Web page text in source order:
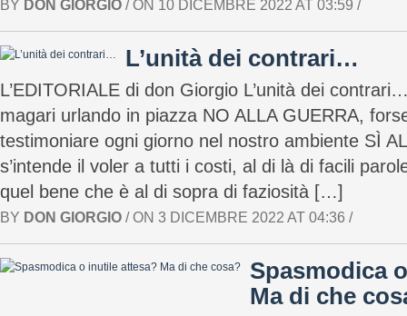
BY DON GIORGIO / ON 10 DICEMBRE 2022 AT 03:59 /
L’unità dei contrari…
L’EDITORIALE di don Giorgio L’unità dei
magari urlando in piazza NO ALLA GUERRA,
testimoniare ogni giorno nel nostro ambiente SÌ
s’intende il voler a tutti i costi, al di là di facili
quel bene che è al di sopra di faziosità […]
BY DON GIORGIO / ON 3 DICEMBRE 2022 AT 04:36 /
Spasmodica
Ma di che